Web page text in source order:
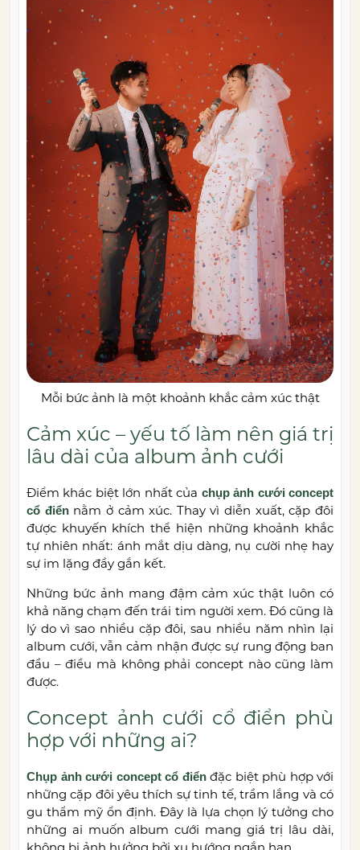
Mỗi bức ảnh là một khoảnh khắc cảm xúc thật
Cảm xúc – yếu tố làm nên giá trị
lâu dài của album ảnh cưới
Điểm khác biệt lớn nhất của chụp ảnh cưới concept
cổ điểnnằm ở cảm xúc. Thay vì diễn xuất, cặp đôi
được khuyến khích thể hiện những khoảnh khắc
tự nhiên nhất: ánh mắt dịu dàng, nụ cười nhẹ hay
sự im lặng đầy gắn kết.
Những bức ảnh mang đậm cảm xúc thật luôn có
khả năng chạm đến trái tim người xem. Đó cũng là
lý do vì sao nhiều cặp đôi, sau nhiều năm nhìn lại
album cưới, vẫn cảm nhận được sự rung động ban
đầu – điều mà không phải concept nào cũng làm
được.
Concept ảnh cưới cổ điển phù
hợp với những ai?
Chụp ảnh cưới concept cổ điểnđặc biệt phù hợp với
những cặp đôi yêu thích sự tinh tế, trầm lắng và có
gu thẩm mỹ ổn định. Đây là lựa chọn lý tưởng cho
những ai muốn album cưới mang giá trị lâu dài,
không bị ảnh hưởng bởi xu hướng ngắn hạn.